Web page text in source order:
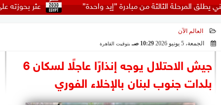
السياسة
الرئاسة
البرلمان
عثر بحوزته على الثالثة من مبادرة ”إيد واحدة”
العالم الآن
الجمعة، 5 يونيو 2026
10:29 صـ بتوقيت القاهرة
جيش الاحتلال يوجه إنذارًا عاجلًا لسكان 6
بلدات جنوب لبنان بالإخلاء الفوري